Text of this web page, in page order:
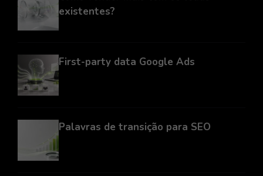
existentes?
First-party data Google Ads
Palavras de transição para SEO